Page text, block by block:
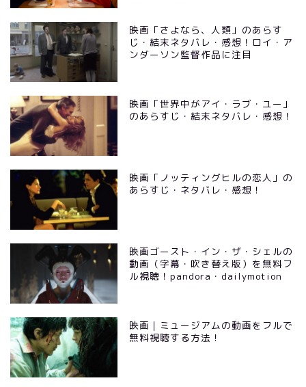
映画「さよなら、人類」のあらす
じ・結末ネタバレ・感想！ロイ・ア
ンダーソン監督作品に注目
映画「世界中がアイ・ラブ・ユー」
のあらすじ・結末ネタバレ・感想！
映画「ノッティングヒルの恋人」の
あらすじ・ネタバレ・感想！
映画ゴースト・イン・ザ・シェルの
動画（字幕・吹き替え版）を無料フ
ル視聴！pandora・dailymotion
映画｜ミュージアムの動画をフルで
無料視聴する方法！